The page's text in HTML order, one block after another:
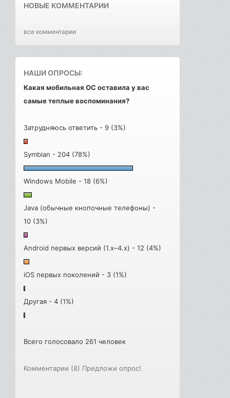
НОВЫЕ КОММЕНТАРИИ
все комментарии
НАШИ ОПРОСЫ:
Какая мобильная ОС оставила у вас
самые теплые воспоминания?
Затрудняюсь ответить - 9 (3%)
Symbian - 204 (78%)
Windows Mobile - 18 (6%)
Java (обычные кнопочные телефоны) -
10 (3%)
Android первых версий (1.x–4.x) - 12 (4%)
iOS первых поколений - 3 (1%)
Другая - 4 (1%)
Всего голосовало 261 человек
Комментарии (8) Предложи опрос!